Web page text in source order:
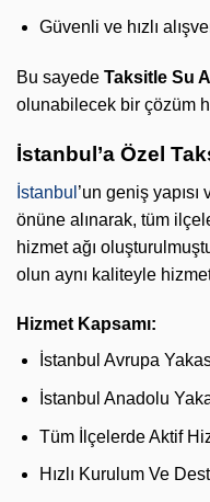
Güvenli ve hızlı
Bu sayede Taksitle Su
olunabilecek bir çözüm
İstanbul’a Özel
İstanbul ’un geniş
önüne alınarak, tüm
hizmet ağı
olun aynı kaliteyle
Hizmet Kapsamı:
İstanbul Avrupa
İstanbul Anadolu
Tüm İlçelerde Aktif
Hızlı Kurulum Ve